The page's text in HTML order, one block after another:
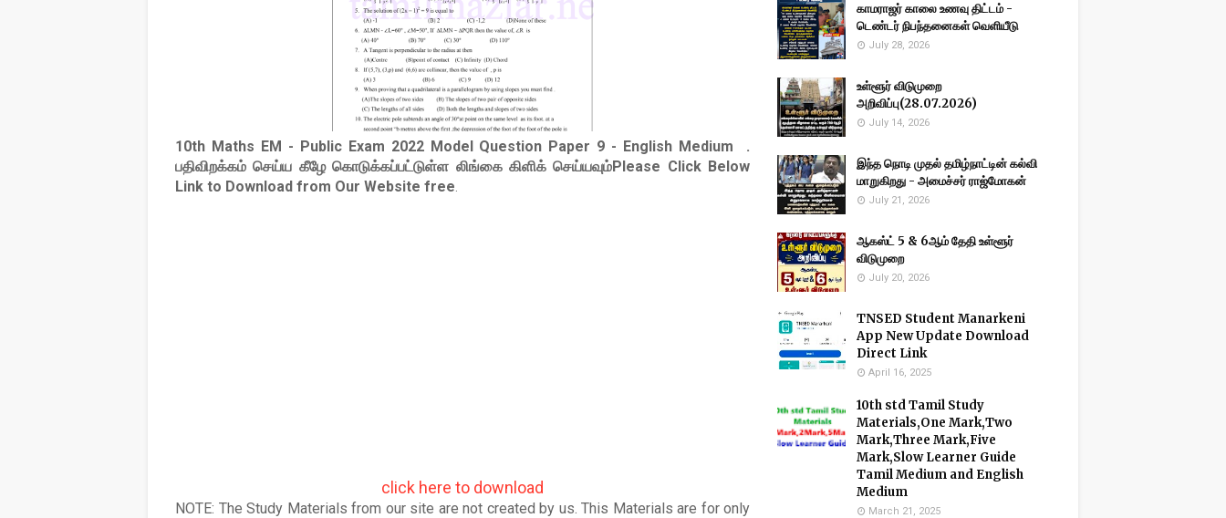
10th Maths EM - Public Exam 2022 Model Question Paper 9 - English Medium .
பதிவிறக்கம் செய்ய கீழே கொடுக்கப்பட்டுள்ள லிங்கை கிளிக் செய்யவும்Please Click Below
Link to Download from Our Website free
click here to download
NOTE: The Study Materials from our site are not created by us. This Materials are for only
காமராஜர் காலை உணவு திட்டம் -
டெண்டர் நிபந்தனைகள் வெளியீடு
July 28, 2026
உள்ளூர் விடுமுறை
அறிவிப்பு(28.07.2026)
July 14, 2026
இந்த நொடி முதல் தமிழ்நாட்டின் கல்வி
மாறுகிறது - அமைச்சர் ராஜ்மோகன்
July 21, 2026
ஆகஸ்ட் 5 & 6ஆம் தேதி உள்ளூர்
விடுமுறை
July 20, 2026
TNSED Student Manarkeni
App New Update Download
Direct Link
April 16, 2025
10th std Tamil Study
Materials,One Mark,Two
Mark,Three Mark,Five
Mark,Slow Learner Guide
Tamil Medium and English
Medium
March 21, 2025